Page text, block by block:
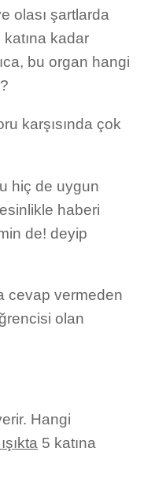
olası şartlarda
kadar
bu organ hangi
karşısında çok
hiç de uygun
haberi
de! deyip
cevap vermeden
olan
Hangi
5 katına